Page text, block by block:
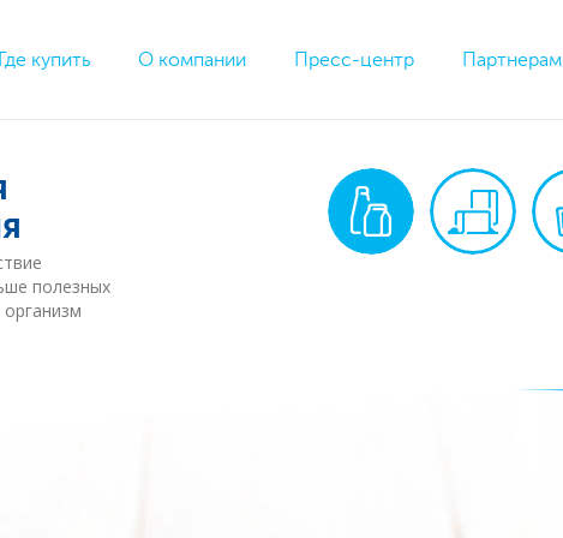
Где купить О компании Пресс-центр Партнерам
полезных